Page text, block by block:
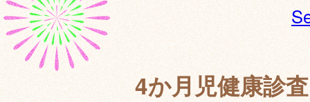
4か月児健康診査